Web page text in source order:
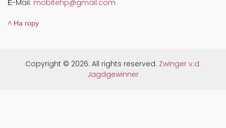
Е-Mail: mobitehp@gmail.com
^ На гору
Copyright © 2026. All rights reserved. Zwinger v.d.
Jagdgewinner